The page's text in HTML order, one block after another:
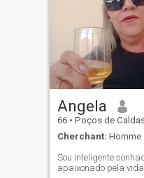
Angela
66 • Poços de Caldas, Minas
Cherchant: Homme
Sou inteligente
apaixonado pela vida